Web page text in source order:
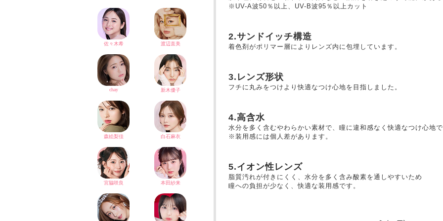
※UV-A波50％以上、UV-B波95％以上カット
2.サンドイッチ構造
着色剤がポリマー層によりレンズ内に包埋しています。
3.レンズ形状
フチに丸みをつけより快適なつけ心地を目指しました。
4.高含水
水分を多く含むやわらかい素材で、瞳に違和感なく快適なつけ心地
※装用感には個人差があります。
5.イオン性レンズ
脂質汚れが付きにくく、水分を多く含み酸素を通しやすいため
瞳への負担が少なく、快適な装用感です。